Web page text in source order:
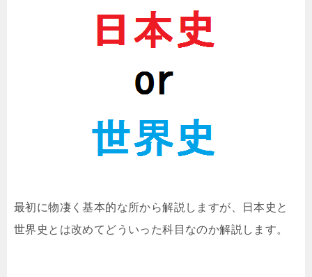
最初に物凄く基本的な所から解説しますが、日本史と
世界史とは改めてどういった科目なのか解説します。